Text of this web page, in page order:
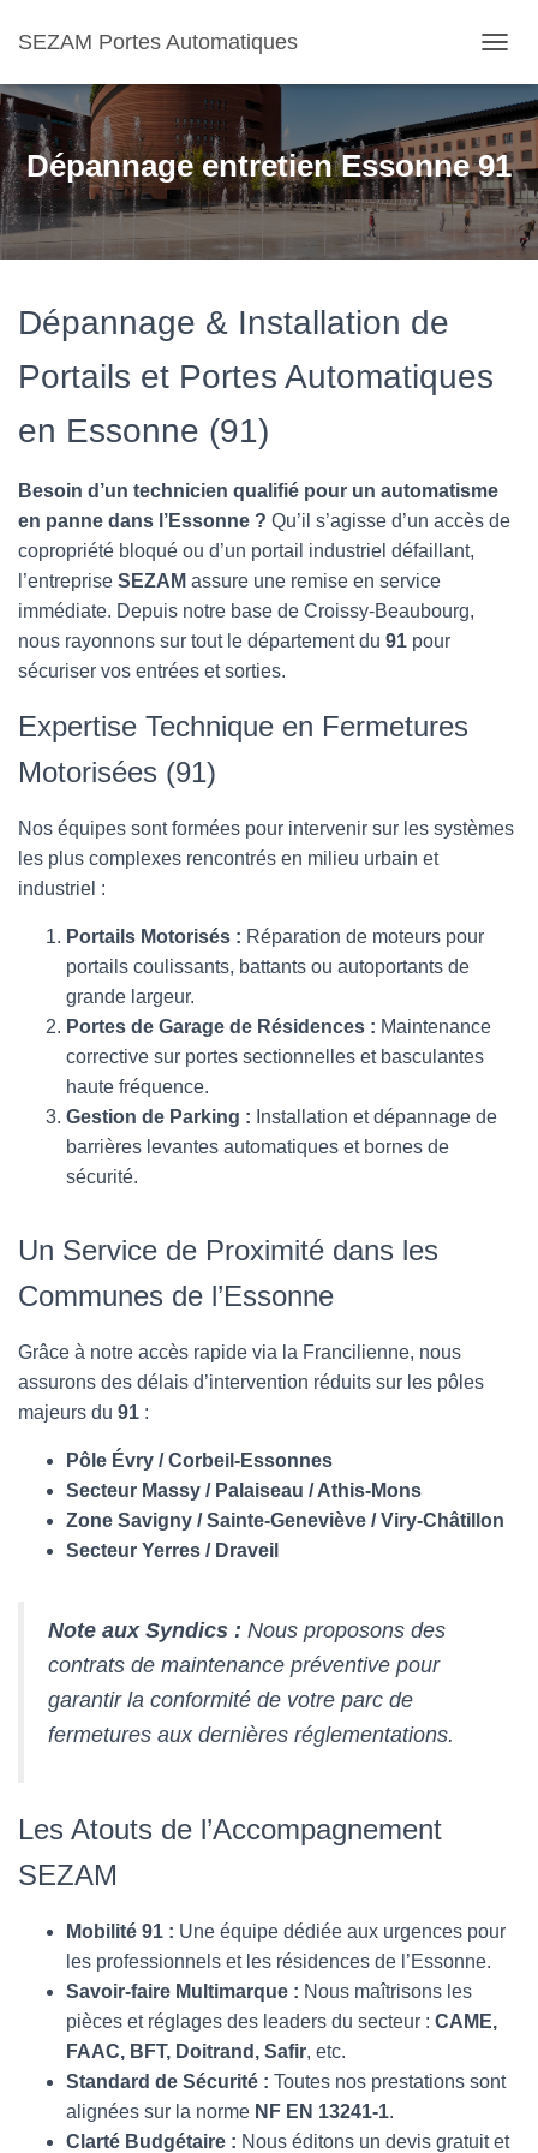
SEZAM Portes Automatiques
U
V
R
I
R
/
G
A
Dépannage entretien Essonne 91
Dépannage & Installation de
Portails et Portes Automatiques
en Essonne (91)
Besoin d’un technicien qualifié pour un automatisme
en panne dans l’Essonne ? Qu’il s’agisse d’un accès de
copropriété bloqué ou d’un portail industriel défaillant,
l’entreprise SEZAM assure une remise en service
immédiate. Depuis notre base de Croissy-Beaubourg,
nous rayonnons sur tout le département du 91 pour
sécuriser vos entrées et sorties.
Expertise Technique en Fermetures
Motorisées (91)
Nos équipes sont formées pour intervenir sur les systèmes
les plus complexes rencontrés en milieu urbain et
industriel :
Portails Motorisés : Réparation de moteurs pour
portails coulissants, battants ou autoportants de
grande largeur.
Portes de Garage de Résidences : Maintenance
corrective sur portes sectionnelles et basculantes
haute fréquence.
Gestion de Parking : Installation et dépannage de
barrières levantes automatiques et bornes de
sécurité.
Un Service de Proximité dans les
Communes de l’Essonne
Grâce à notre accès rapide via la Francilienne, nous
assurons des délais d’intervention réduits sur les pôles
majeurs du 91 :
Pôle Évry / Corbeil-Essonnes
Secteur Massy / Palaiseau / Athis-Mons
Zone Savigny / Sainte-Geneviève / Viry-Châtillon
Secteur Yerres / Draveil
Note aux Syndics : Nous proposons des
contrats de maintenance préventive pour
garantir la conformité de votre parc de
fermetures aux dernières réglementations.
Les Atouts de l’Accompagnement
SEZAM
Mobilité 91 : Une équipe dédiée aux urgences pour
les professionnels et les résidences de l’Essonne.
Savoir-faire Multimarque : Nous maîtrisons les
pièces et réglages des leaders du secteur : CAME,
FAAC, BFT, Doitrand, Safir, etc.
Standard de Sécurité : Toutes nos prestations sont
alignées sur la norme NF EN 13241-1.
Clarté Budgétaire : Nous éditons un devis gratuit et